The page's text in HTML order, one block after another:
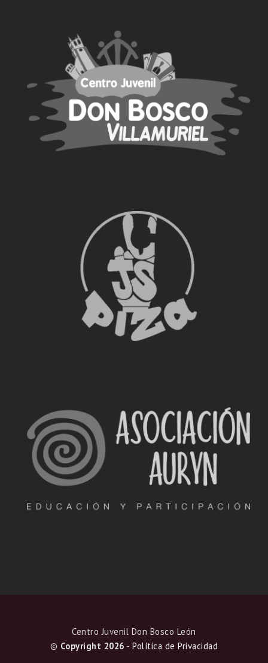
Centro Juvenil Don Bosco León
© Copyright 2026 -Política de Privacidad